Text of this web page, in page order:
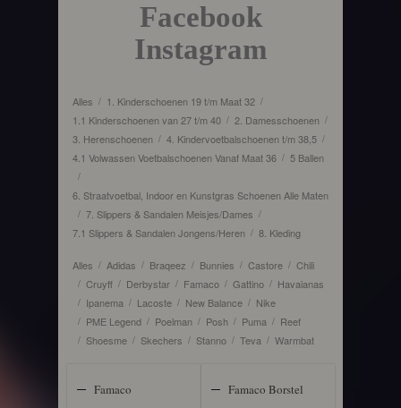
Facebook
Instagram
Alles / 1. Kinderschoenen 19 t/m Maat 32 /
1.1 Kinderschoenen van 27 t/m 40 / 2. Damesschoenen /
3. Herenschoenen / 4. Kindervoetbalschoenen t/m 38,5 /
4.1 Volwassen Voetbalschoenen Vanaf Maat 36 / 5 Ballen
/
6. Straatvoetbal, Indoor en Kunstgras Schoenen Alle Maten
/ 7. Slippers & Sandalen Meisjes/Dames /
7.1 Slippers & Sandalen Jongens/Heren / 8. Kleding
Alles / Adidas / Braqeez / Bunnies / Castore / Chili
/ Cruyff / Derbystar / Famaco / Gattino / Havaianas
/ Ipanema / Lacoste / New Balance / Nike
/ PME Legend / Poelman / Posh / Puma / Reef
/ Shoesme / Skechers / Stanno / Teva / Warmbat
Famaco
Famaco Borstel